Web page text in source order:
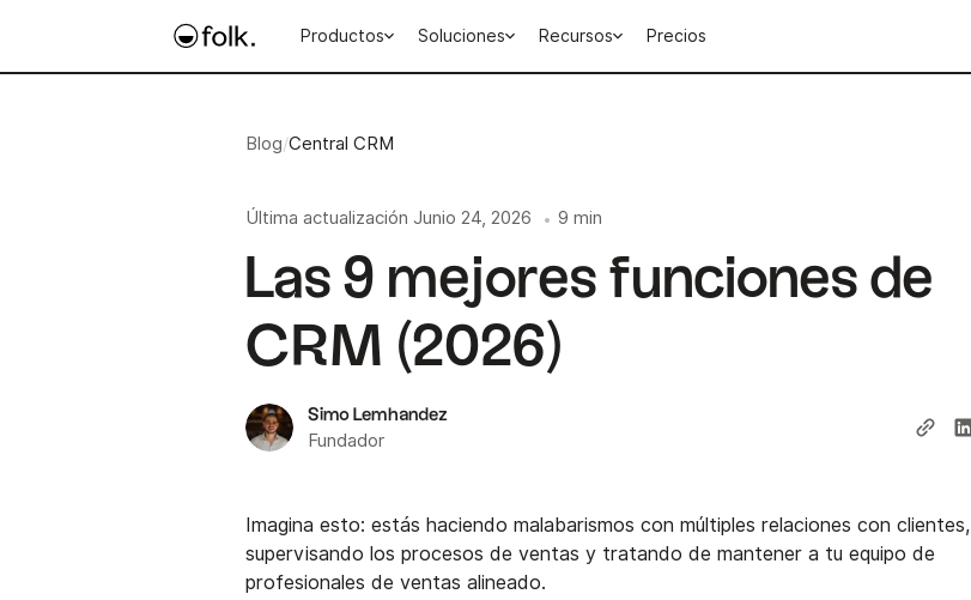
Productos Soluciones Recursos Precios
Blog/Central CRM
Última actualización Junio 24, 2026 • 9 min
Las 9 mejores funciones de
CRM (2026)
Simo Lemhandez
Fundador
Imagina esto: estás haciendo malabarismos con múltiples relaciones con clientes,
supervisando los procesos de ventas y tratando de mantener a tu equipo de
profesionales de ventas alineado.